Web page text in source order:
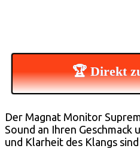
🏆 Direkt
Der Magnat Monitor
Sound an Ihren
und Klarheit des Klangs